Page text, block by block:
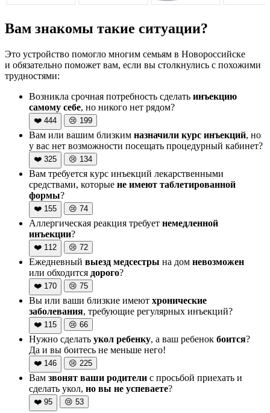
Вам знакомы такие ситуации?
Это устройство помогло многим семьям в Новороссийске
и обязательно поможет вам, если вы столкнулись с похожими
трудностями:
Возникла срочная потребность сделать инъекцию
самому себе, но никого нет рядом?
❤️ 444 😢 199
Вам или вашим близким назначили курс инъекций, но
у вас нет возможности посещать процедурный кабинет?
❤️ 325 😢 134
Вам требуется курс инъекций лекарственными
средствами, которые не имеют таблетированной
формы?
❤️ 155 😢 74
Аллергическая реакция требует немедленной
инъекции?
❤️ 112 😢 72
Ежедневный выезд медсестры на дом невозможен
или обходится дорого?
❤️ 170 😢 75
Вы или ваши близкие имеют хронические
заболевания, требующие регулярных инъекций?
❤️ 115 😢 66
Нужно сделать укол ребенку, а ваш ребенок боится?
Да и вы боитесь не меньше него!
❤️ 146 😢 225
Вам звонят ваши родители с просьбой приехать и
сделать укол, но вы не успеваете?
❤️ 95 😢 53